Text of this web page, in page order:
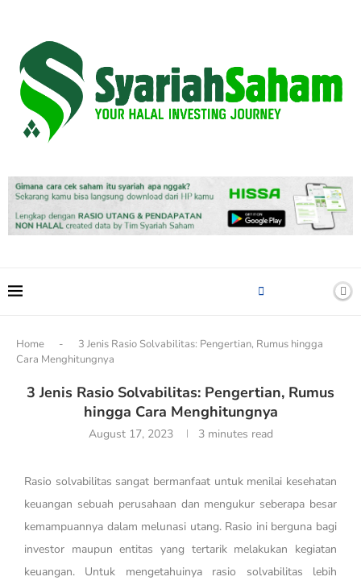
Home -
3 Jenis Rasio Solvabilitas: Pengertian, Rumus hingga
Cara Menghitungnya
3 Jenis Rasio Solvabilitas: Pengertian, Rumus
hingga Cara Menghitungnya
August 17, 2023 3 minutes read
Rasio solvabilitas sangat bermanfaat untuk menilai kesehatan
keuangan sebuah perusahaan dan mengukur seberapa besar
kemampuannya dalam melunasi utang. Rasio ini berguna bagi
investor maupun entitas yang tertarik melakukan kegiatan
keuangan. Untuk mengetahuinya rasio solvabilitas lebih